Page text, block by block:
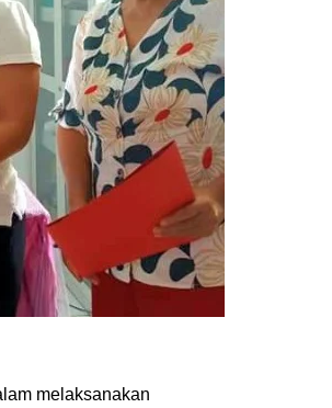
melaksanakan